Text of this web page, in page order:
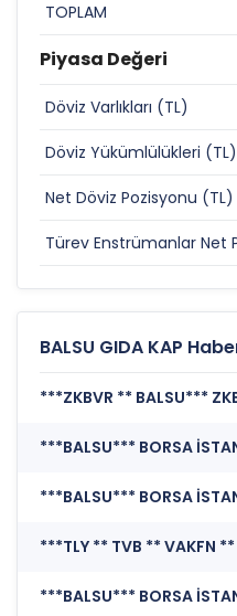
TOPLAM
Piyasa Değeri
Döviz Varlıkları (TL)
Döviz Yükümlülükleri (TL)
Net Döviz Pozisyonu (TL)
Türev Enstrümanlar Net
BALSU GIDA KAP